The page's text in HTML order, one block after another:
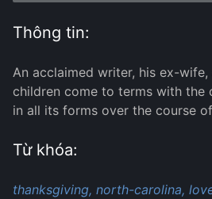
Thông tin:
An acclaimed writer, his ex-
children come to terms with the
in all its forms over the course
Từ khóa:
thanksgiving, north-carolina,